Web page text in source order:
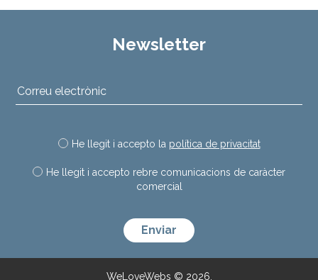
Newsletter
He llegit i accepto la política de privacitat
He llegit i accepto rebre comunicacions de caràcter
comercial
WeLoveWebs © 2026.